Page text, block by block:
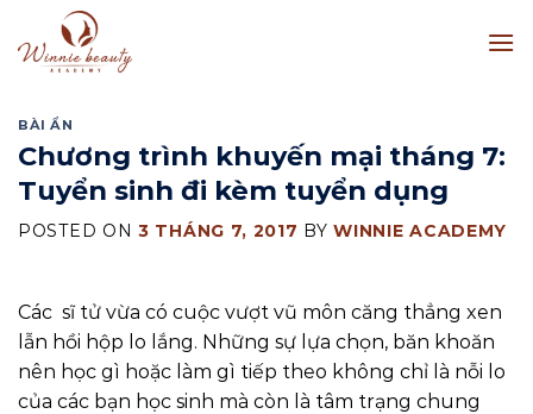
to
content
BÀI ẨN
Chương trình khuyến mại tháng 7:
Tuyển sinh đi kèm tuyển dụng
POSTED ON 3 THÁNG 7, 2017 BYWINNIE ACADEMY
Các sĩ tử vừa có cuộc vượt vũ môn căng thẳng xen
lẫn hồi hộp lo lắng. Những sự lựa chọn, băn khoăn
nên học gì hoặc làm gì tiếp theo không chỉ là nỗi lo
của các bạn học sinh mà còn là tâm trạng chung